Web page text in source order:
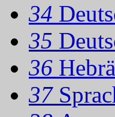
34
35
36
37